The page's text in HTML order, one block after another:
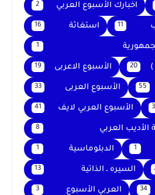
اخبارك الأسبوع العربي 2
11 استغاثة 16
1
)
20 الأسبوع الاعربى 19
55 الأسبوع العربى 33
الأسبوع العربي لايف 41
الأديب العربي 8
1 الدبلوماسية 1
السيره ـ الذاتية 13
34 العربي الأسبوع 3